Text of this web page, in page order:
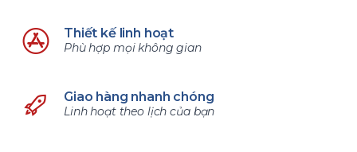
Thiết kế linh hoạt
Phù hợp mọi không gian
Giao hàng nhanh chóng
Linh hoạt theo lịch của bạn